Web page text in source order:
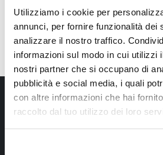
Utilizziamo i cookie per
annunci, per fornire funzionalità dei
analizzare il nostro traffico.
informazioni sul modo in cui utilizzi
nostri partner che si occupano di
pubblicità e social media, i quali
con altre informazioni che hai
raccolto dal tuo utilizzo dei loro
Iscriviti alla